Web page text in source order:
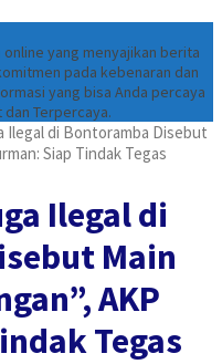
yang menyajikan berita
pada kebenaran dan
yang bisa Anda percaya
Terpercaya.
Ilegal di Bontoramba Disebut
Siap Tindak Tegas
Ilegal di
Main
AKP
Tegas